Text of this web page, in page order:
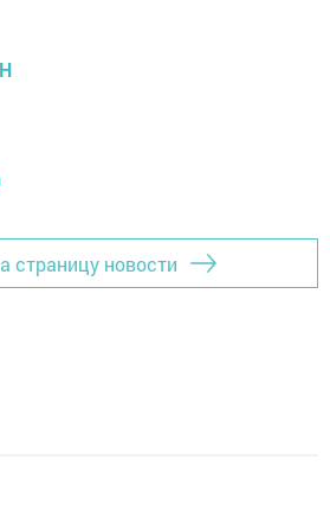
страницу новости